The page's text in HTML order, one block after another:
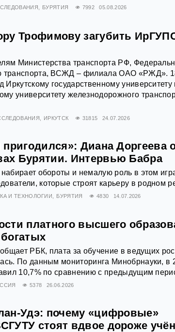
БУРЯТИЯ 7992 05.08.2026
Трофимову загубить
Министерства транспорта РФ,
транспорта, ВСЖД – филиала ОАО «РЖД».
Иркутскому государственному университету
университету железнодорожного
ИРКУТСК 31815 24.07.2026
Диана Доргеева
Бурятии. Интервью Бабра
обороты и немалую роль в этом
которые строят карьеру в родном
И ТЕХНОЛОГИИ БУРЯТИЯ 4830 14.07.2026
платного высшего
РБК, плата за обучение в ведущих
По данным мониторинга Минобрнауки, в
10,7% по сравнению с предыдущим
5378 26.06.2026
Удэ: почему «цифровые»
стоят вдвое дороже